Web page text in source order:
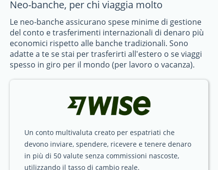
Neo-banche, per chi viaggia molto
Le neo-banche assicurano spese minime di gestione
del conto e trasferimenti internazionali di denaro più
economici rispetto alle banche tradizionali. Sono
adatte a te se stai per trasferirti all'estero o se viaggi
spesso in giro per il mondo (per lavoro o vacanza).
Un conto multivaluta creato per espatriati che
devono inviare, spendere, ricevere e tenere denaro
in più di 50 valute senza commissioni nascoste,
utilizzando il tasso di cambio reale.